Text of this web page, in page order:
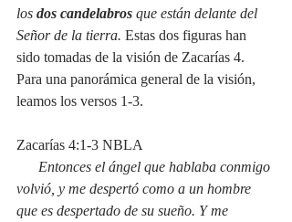
los dos candelabros que están delante del
Señor de la tierra. Estas dos figuras han
sido tomadas de la visión de Zacarías 4.
Para una panorámica general de la visión,
leamos los versos 1-3.
Zacarías 4:1-3 NBLA
Entonces el ángel que hablaba conmigo
volvió, y me despertó como a un hombre
que es despertado de su sueño. Y me